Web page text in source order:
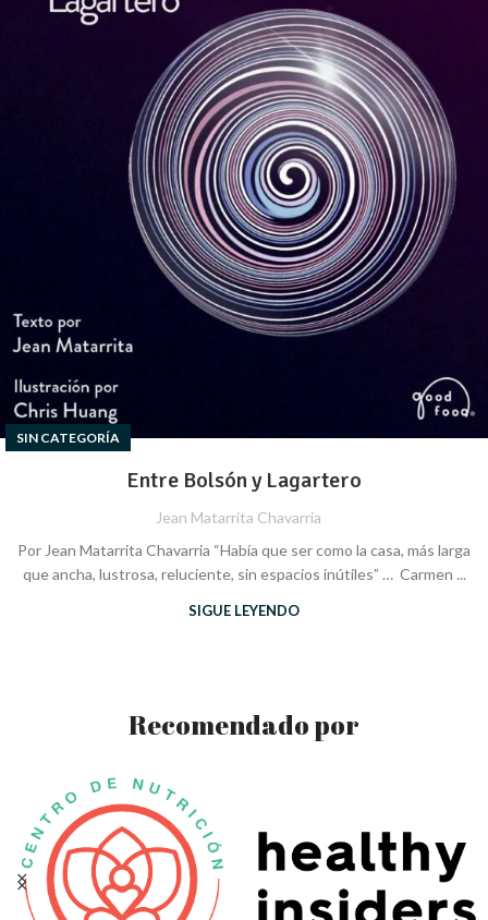
SIN CATEGORÍA
Entre Bolsón y Lagartero
Jean Matarrita Chavarria
Por Jean Matarrita Chavarria “Había que ser como la casa, más larga
que ancha, lustrosa, reluciente, sin espacios inútiles” … Carmen ...
SIGUE LEYENDO
Recomendado por